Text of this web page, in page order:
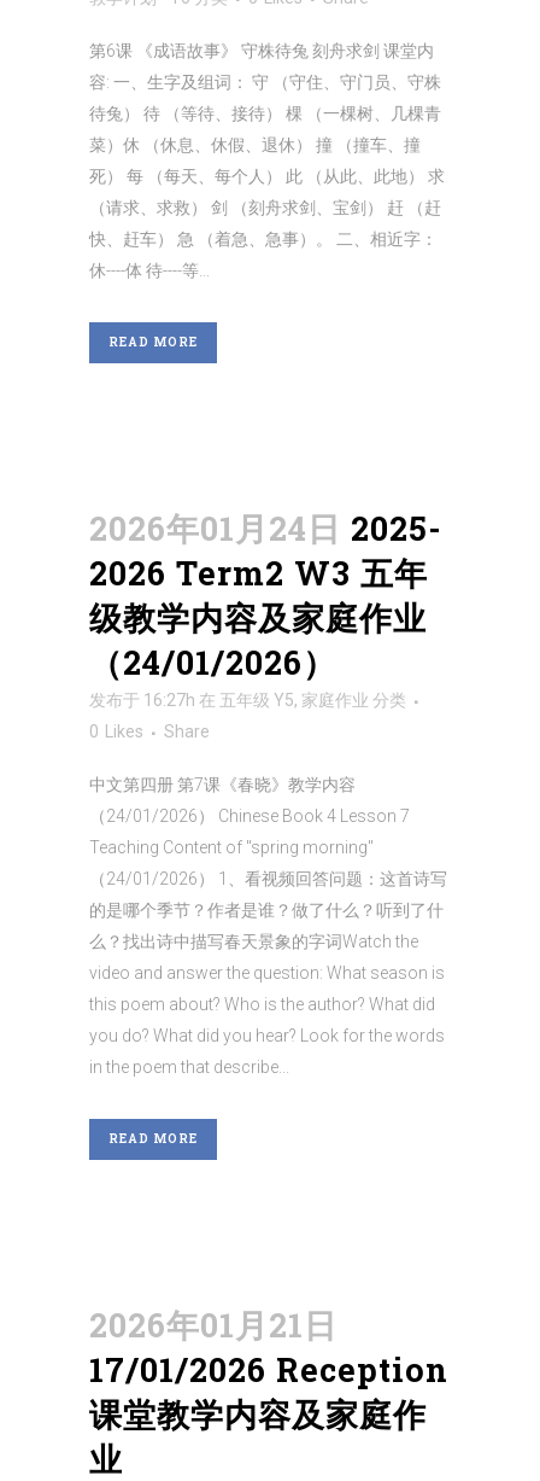
第6课 《成语故事》 守株待兔 刻舟求剑 课堂内
容: 一、生字及组词： 守 （守住、守门员、守株
待兔） 待 （等待、接待） 棵 （一棵树、几棵青
菜）休 （休息、休假、退休） 撞 （撞车、撞
死） 每 （每天、每个人） 此 （从此、此地） 求
（请求、求救） 剑 （刻舟求剑、宝剑） 赶 （赶
快、赶车） 急 （着急、急事）。 二、相近字：
休----体 待----等...
READ MORE
2026年01月24日 2025-
2026 Term2 W3 五年
级教学内容及家庭作业
（24/01/2026）
发布于 16:27h 在 五年级 Y5, 家庭作业 分类
0
Likes Share
中文第四册 第7课《春晓》教学内容
（24/01/2026） Chinese Book 4 Lesson 7
Teaching Content of "spring morning"
（24/01/2026） 1、看视频回答问题：这首诗写
的是哪个季节？作者是谁？做了什么？听到了什
么？找出诗中描写春天景象的字词Watch the
video and answer the question: What season is
this poem about? Who is the author? What did
you do? What did you hear? Look for the words
in the poem that describe...
READ MORE
2026年01月21日
17/01/2026 Reception
课堂教学内容及家庭作
业